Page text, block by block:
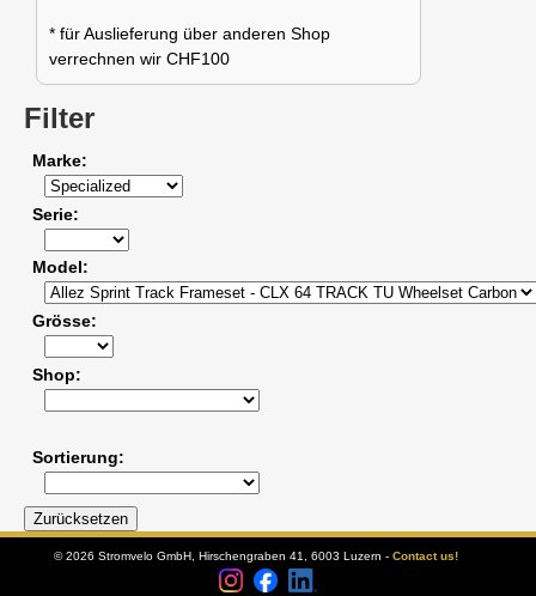
* für Auslieferung über anderen Shop
verrechnen wir CHF100
Filter
Marke
Serie
Model
Grösse
Shop
Sortierung
© 2026 Stromvelo GmbH, Hirschengraben 41, 6003 Luzern - Contact us!